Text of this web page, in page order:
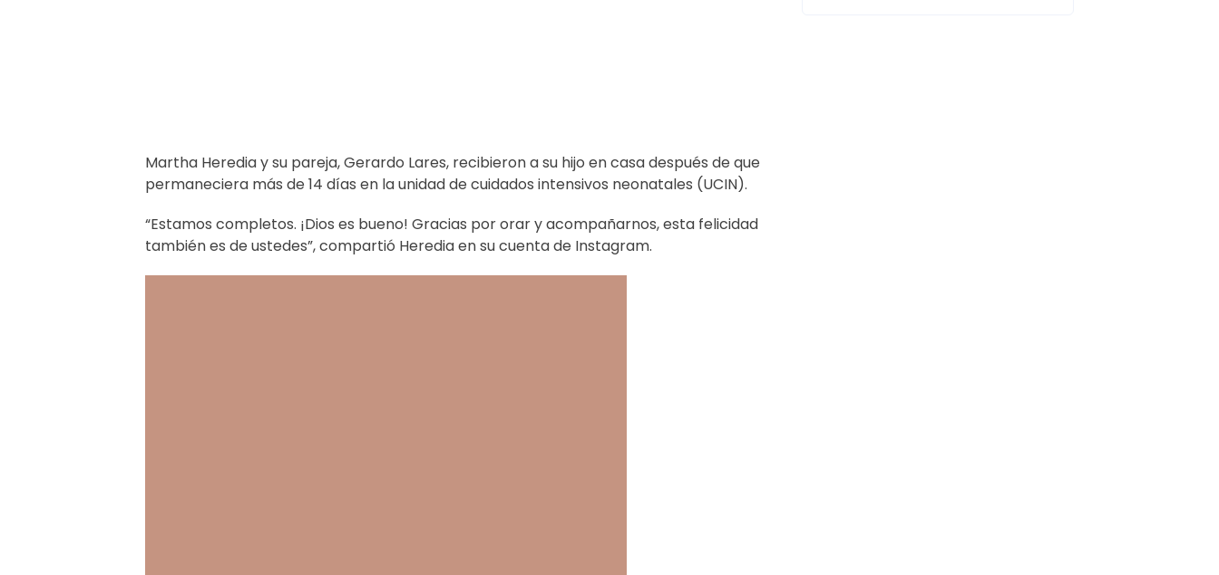
Martha Herediay su pareja, Gerardo Lares, recibieron a su hijo en casa después de que
permaneciera más de 14 días en la unidad de cuidados intensivos neonatales (UCIN).
“Estamos completos. ¡Dios es bueno! Gracias por orar y acompañarnos, esta felicidad
también es de ustedes”, compartió Heredia en su cuenta de Instagram.